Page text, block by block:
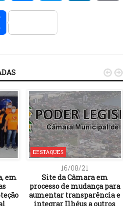
Compartilhar
em
DESTAQUES
16/08/21
Site da Câmara em
processo de mudança para
aumentar transparência e
integrar Ilhéus a outros
 